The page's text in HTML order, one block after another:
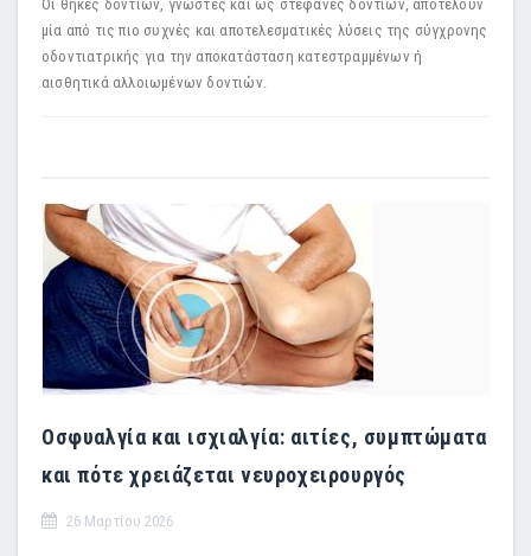
Οι θήκες δοντιών, γνωστές και ως στεφάνες δοντιών, αποτελούν
μία από τις πιο συχνές και αποτελεσματικές λύσεις της σύγχρονης
οδοντιατρικής για την αποκατάσταση κατεστραμμένων ή
αισθητικά αλλοιωμένων δοντιών.
Οσφυαλγία και ισχιαλγία: αιτίες, συμπτώματα
και πότε χρειάζεται νευροχειρουργός
26 Μαρτίου 2026